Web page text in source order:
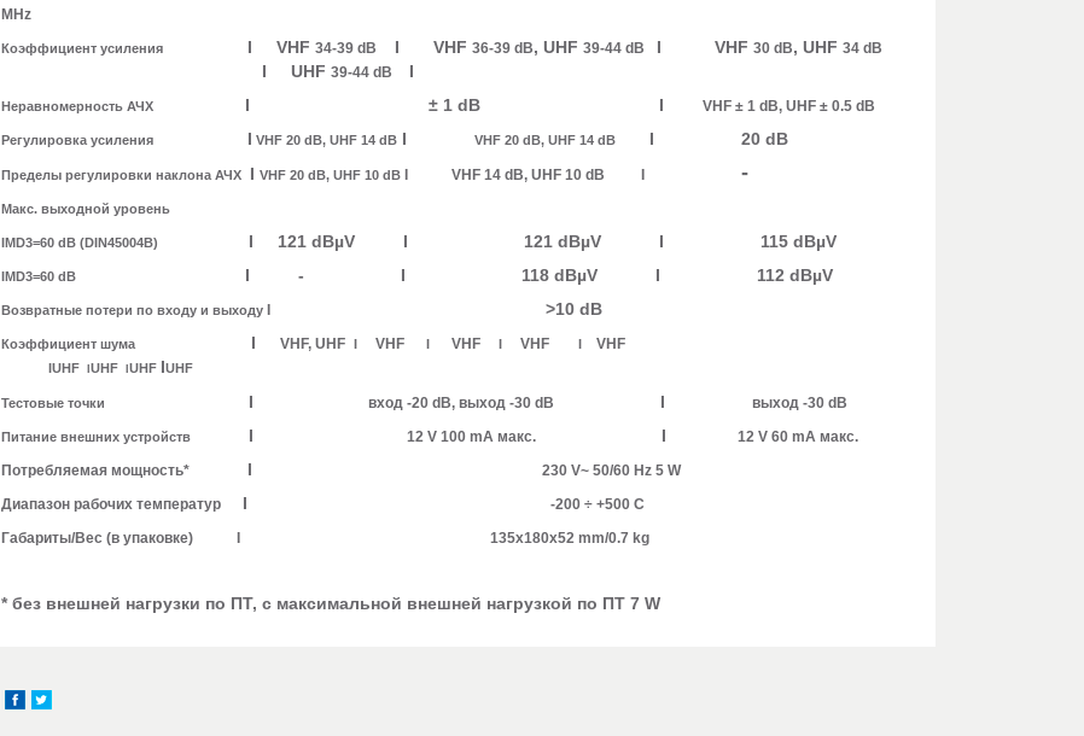
MHz
Коэффициент усиления I VHF 34-39 dB I VHF 36-39 dB, UHF 39-44 dB I VHF 30 dB, UHF 34 dB
I UHF 39-44 dB I
Неравномерность АЧХ I ± 1 dB I VHF ± 1 dB, UHF ± 0.5 dB
Регулировка усиления I VHF 20 dB, UHF 14 dB I VHF 20 dB, UHF 14 dB I 20 dB
Пределы регулировки наклона АЧХ I VHF 20 dB, UHF 10 dB I VHF 14 dB, UHF 10 dB I -
Макс. выходной уровень
IMD3=60 dB (DIN45004B) I 121 dBµV I 121 dBµV I 115 dBµV
IMD3=60 dB I - I 118 dBµV I 112 dBµV
Возвратные потери по входу и выходу I >10 dB
Коэффициент шума I VHF, UHF I VHF I VHF I VHF I VHF
IUHF UHF UHF IUHF
Тестовые точки I вход -20 dB, выход -30 dB I выход -30 dB
Питание внешних устройств I 12 V 100 mA макс. I
12 V 60 mA макс.
Потребляемая мощность* I 230 V~ 50/60 Hz 5 W
Диапазон рабочих температур
I
-200 ÷ +500 C
Габариты/Вес (в упаковке) I 135x180x52 mm/0.7 kg
* без внешней нагрузки по ПТ, с максимальной внешней нагрузкой по ПТ 7 W